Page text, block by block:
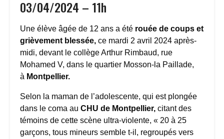
03/04/2024 – 11h
Une élève âgée de 12 ans a été rouée de coups et
grièvement blessée, ce mardi 2 avril 2024 après-
midi, devant le collège Arthur Rimbaud, rue
Mohamed V, dans le quartier Mosson-la Paillade,
à Montpellier.
Selon la maman de l’adolescente, qui est plongée
dans le coma au CHU de Montpellier, citant des
témoins de cette scène ultra-violente, « 20 à 25
garçons, tous mineurs semble t-il, regroupés vers